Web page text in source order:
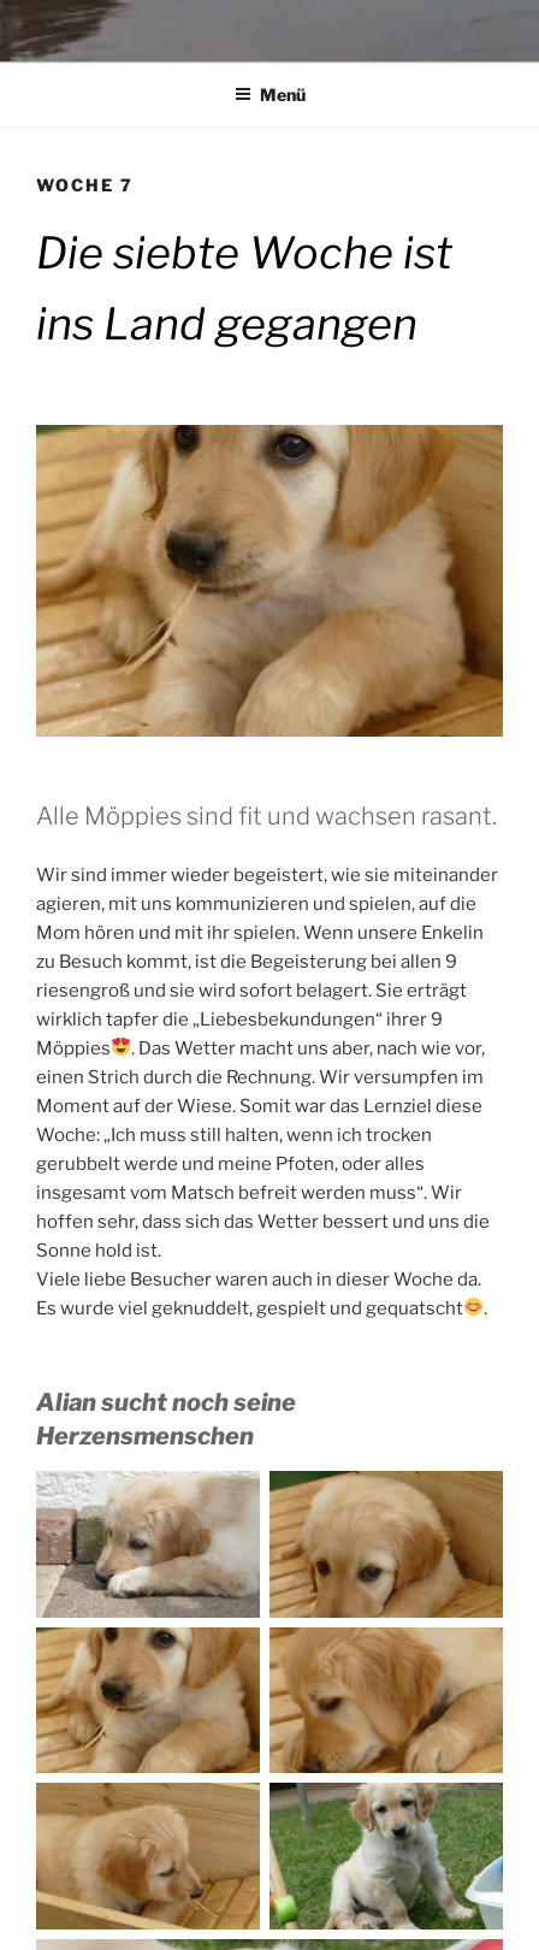
Menü
WOCHE 7
Die siebte Woche ist
ins Land gegangen
Alle Möppies sind fit und wachsen rasant.
Wir sind immer wieder begeistert, wie sie miteinander
agieren, mit uns kommunizieren und spielen, auf die
Mom hören und mit ihr spielen. Wenn unsere Enkelin
zu Besuch kommt, ist die Begeisterung bei allen 9
riesengroß und sie wird sofort belagert. Sie erträgt
wirklich tapfer die „Liebesbekundungen“ ihrer 9
Möppies
. Das Wetter macht uns aber, nach wie vor,
einen Strich durch die Rechnung. Wir versumpfen im
Moment auf der Wiese. Somit war das Lernziel diese
Woche: „Ich muss still halten, wenn ich trocken
gerubbelt werde und meine Pfoten, oder alles
insgesamt vom Matsch befreit werden muss“. Wir
hoffen sehr, dass sich das Wetter bessert und uns die
Sonne hold ist.
Viele liebe Besucher waren auch in dieser Woche da.
Es wurde viel geknuddelt, gespielt und gequatscht
.
Alian sucht noch seine
Herzensmenschen